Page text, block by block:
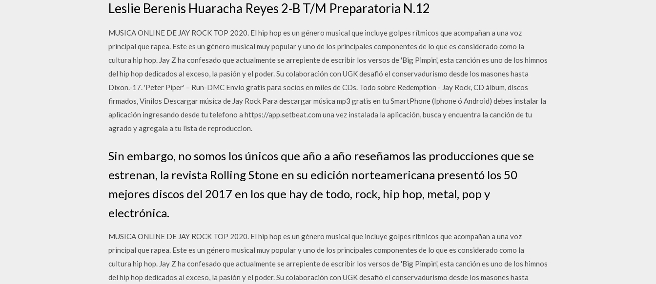
Leslie Berenis Huaracha Reyes 2-B T/M Preparatoria N.12
MUSICA ONLINE DE JAY ROCK TOP 2020. El hip hop es un género musical que incluye golpes rítmicos que acompañan a una voz
principal que rapea. Este es un género musical muy popular y uno de los principales componentes de lo que es considerado como la
cultura hip hop. Jay Z ha confesado que actualmente se arrepiente de escribir los versos de 'Big Pimpin', esta canción es uno de los himnos
del hip hop dedicados al exceso, la pasión y el poder. Su colaboración con UGK desafió el conservadurismo desde los masones hasta
Dixon.-17. 'Peter Piper' – Run-DMC Envío gratis para socios en miles de CDs. Todo sobre Redemption - Jay Rock, CD álbum, discos
firmados, Vinilos Descargar música de Jay Rock Para descargar música mp3 gratis en tu SmartPhone (Iphone ó Android) debes instalar la
aplicación ingresando desde tu telefono a https://app.setbeat.com una vez instalada la aplicación, busca y encuentra la canción de tu
agrado y agregala a tu lista de reproduccion.
Sin embargo, no somos los únicos que año a año reseñamos las producciones que se
estrenan, la revista Rolling Stone en su edición norteamericana presentó los 50
mejores discos del 2017 en los que hay de todo, rock, hip hop, metal, pop y
electrónica.
MUSICA ONLINE DE JAY ROCK TOP 2020. El hip hop es un género musical que incluye golpes rítmicos que acompañan a una voz
principal que rapea. Este es un género musical muy popular y uno de los principales componentes de lo que es considerado como la
cultura hip hop. Jay Z ha confesado que actualmente se arrepiente de escribir los versos de 'Big Pimpin', esta canción es uno de los himnos
del hip hop dedicados al exceso, la pasión y el poder. Su colaboración con UGK desafió el conservadurismo desde los masones hasta